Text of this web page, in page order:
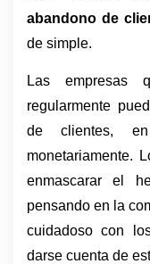
abandono de
de simple.
Las empresas
regularmente
de clientes,
monetariamente.
enmascarar el
pensando en la
cuidadoso con
darse cuenta de